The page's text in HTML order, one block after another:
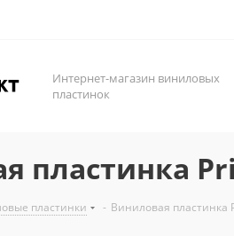
Интернет-магазин виниловых
пластинок
пластинка
пластинки - Виниловая пластинка